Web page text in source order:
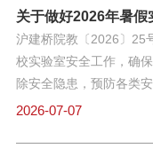
关于做好2026年暑
沪建桥院教〔2026〕25
校实验室安全工作，确
除安全隐患，预防各类
学校财产安全，根据上
2026-07-07